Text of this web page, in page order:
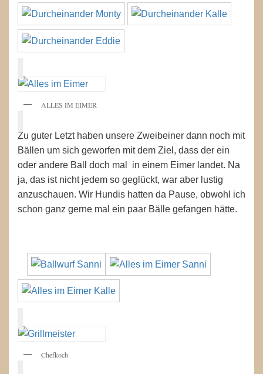
ALLES IM EIMER
Zu guter Letzt haben unsere Zweibeiner dann noch mit
Bällen um sich geworfen mit dem Ziel, dass der ein
oder andere Ball doch mal in einem Eimer landet. Na
ja, das ist nicht jedem so geglückt, war aber lustig
anzuschauen. Wir Hundis hatten da Pause, obwohl ich
schon ganz gerne mal ein paar Bälle gefangen hätte.
Chefkoch